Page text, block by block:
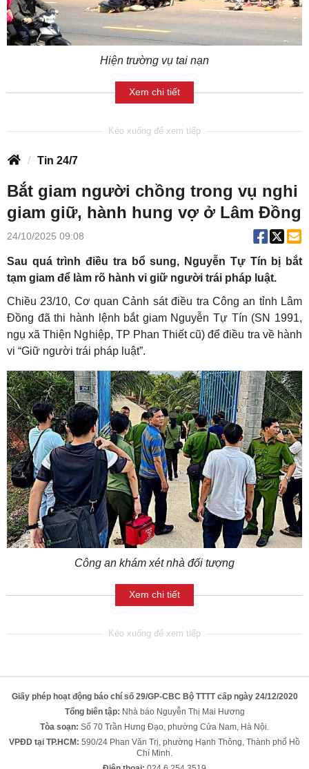
Hiện trường vụ tai nạn
Xem chi tiết
Tin 24/7
Bắt giam người chồng trong vụ nghi
giam giữ, hành hung vợ ở Lâm Đồng
24/10/2025 09:08
Sau quá trình điều tra bổ sung, Nguyễn Tự Tín bị bắt
tạm giam để làm rõ hành vi giữ người trái pháp luật.
Chiều 23/10, Cơ quan Cảnh sát điều tra Công an tỉnh Lâm
Đồng đã thi hành lệnh bắt giam Nguyễn Tự Tín (SN 1991,
ngụ xã Thiện Nghiệp, TP Phan Thiết cũ) để điều tra về hành
vi “Giữ người trái pháp luật”.
Công an khám xét nhà đối tượng
Xem chi tiết
Giấy phép hoạt động báo chí số 29/GP-CBC Bộ TTTT cấp ngày 24/12/2020
Tổng biên tập: Nhà báo Nguyễn Thị Mai Hương
Tòa soạn: Số 70 Trần Hưng Đạo, phường Cửa Nam, Hà Nội.
VPĐD tại TP.HCM: 590/24 Phan Văn Trị, phường Hạnh Thông, Thành phố Hồ
Chí Minh.